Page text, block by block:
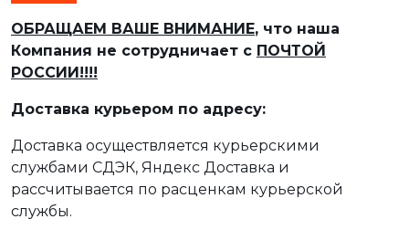
ОБРАЩАЕМ ВАШЕ ВНИМАНИЕ, что наша
Компания не сотрудничает с ПОЧТОЙ
РОССИИ!!!!
Доставка курьером по адресу:
Доставка осуществляется курьерскими
службами СДЭК, Яндекс Доставка и
рассчитывается по расценкам курьерской
службы.